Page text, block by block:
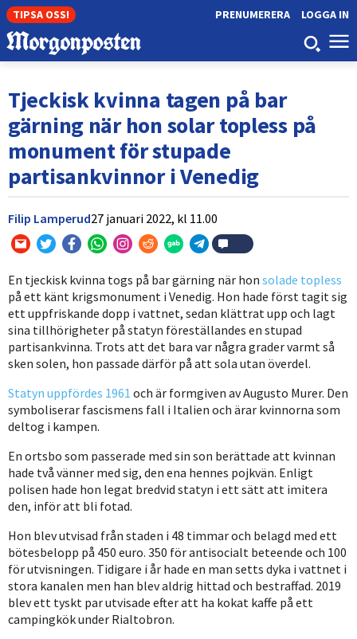
TIPSA OSS! LOGGA IN
PRENUMERERA
Tjeckisk kvinna tagen på bar
gärning när hon solar topless på
monument för stupade
partisankvinnor i Venedig
Filip Lamperud27 januari 2022, kl 11.00
En tjeckisk kvinna togs på bar gärning när hon solade topless
på ett känt krigsmonument i Venedig. Hon hade först tagit sig
ett uppfriskande dopp i vattnet, sedan klättrat upp och lagt
sina tillhörigheter på statyn föreställandes en stupad
partisankvinna. Trots att det bara var några grader varmt så
sken solen, hon passade därför på att sola utan överdel.
Statyn uppfördes 1961 och är formgiven av Augusto Murer. Den
symboliserar fascismens fall i Italien och ärar kvinnorna som
deltog i kampen.
En ortsbo som passerade med sin son berättade att kvinnan
hade två vänner med sig, den ena hennes pojkvän. Enligt
polisen hade hon legat bredvid statyn i ett sätt att imitera
den, inför att bli fotad.
Hon blev utvisad från staden i 48 timmar och belagd med ett
bötesbelopp på 450 euro. 350 för antisocialt beteende och 100
för utvisningen. Tidigare i år hade en man setts dyka i vattnet i
stora kanalen men han blev aldrig hittad och bestraffad. 2019
blev ett tyskt par utvisade efter att ha kokat kaffe på ett
campingkök under Rialtobron.